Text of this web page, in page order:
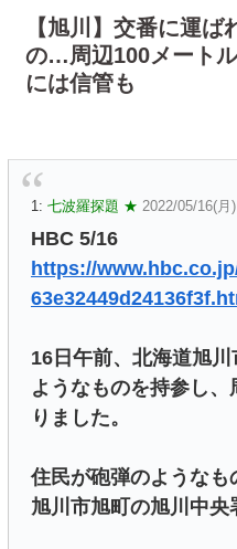
【旭川】交番に運
の…周辺100メート
には信管も
1: 七波羅探題 ★ 2022/05/16(
HBC 5/16
https://
16日午前、北海道旭
ようなものを持参し
りました。
住民が砲弾のようなも
旭川市旭町の旭川中央